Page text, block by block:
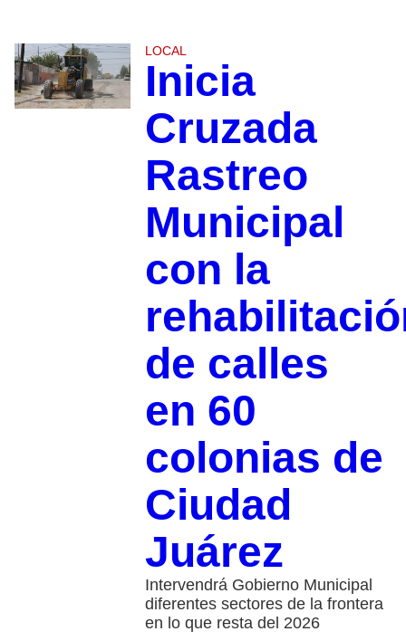
LOCAL
Inicia
Cruzada
Rastreo
Municipal
con la
de calles
en 60
colonias de
Ciudad
Juárez
Intervendrá Gobierno Municipal
diferentes sectores de la frontera
en lo que resta del 2026